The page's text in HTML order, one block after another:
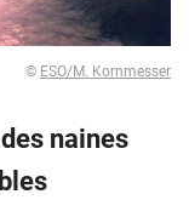
© ESO/M. Kornmesser
naines